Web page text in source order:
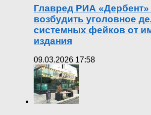
Главред РИА «Дербент»
возбудить уголовное
системных фейков от
издания
09.03.2026 17:58